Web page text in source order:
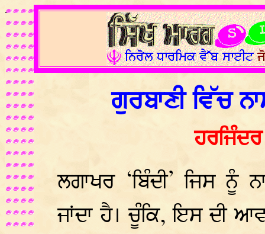
.
ਗੁਰਬਾਣੀ ਵਿੱਚ
ਲਗਾਖਰ ‘ਬਿੰਦੀ’ ਜਿਸ ਨੂੰ
ਜਾਂਦਾ ਹੈ। ਚੂੰਕਿ, ਇਸ ਦੀ